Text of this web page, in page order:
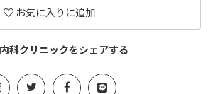
お気に入りに追加
科クリニックをシェアする